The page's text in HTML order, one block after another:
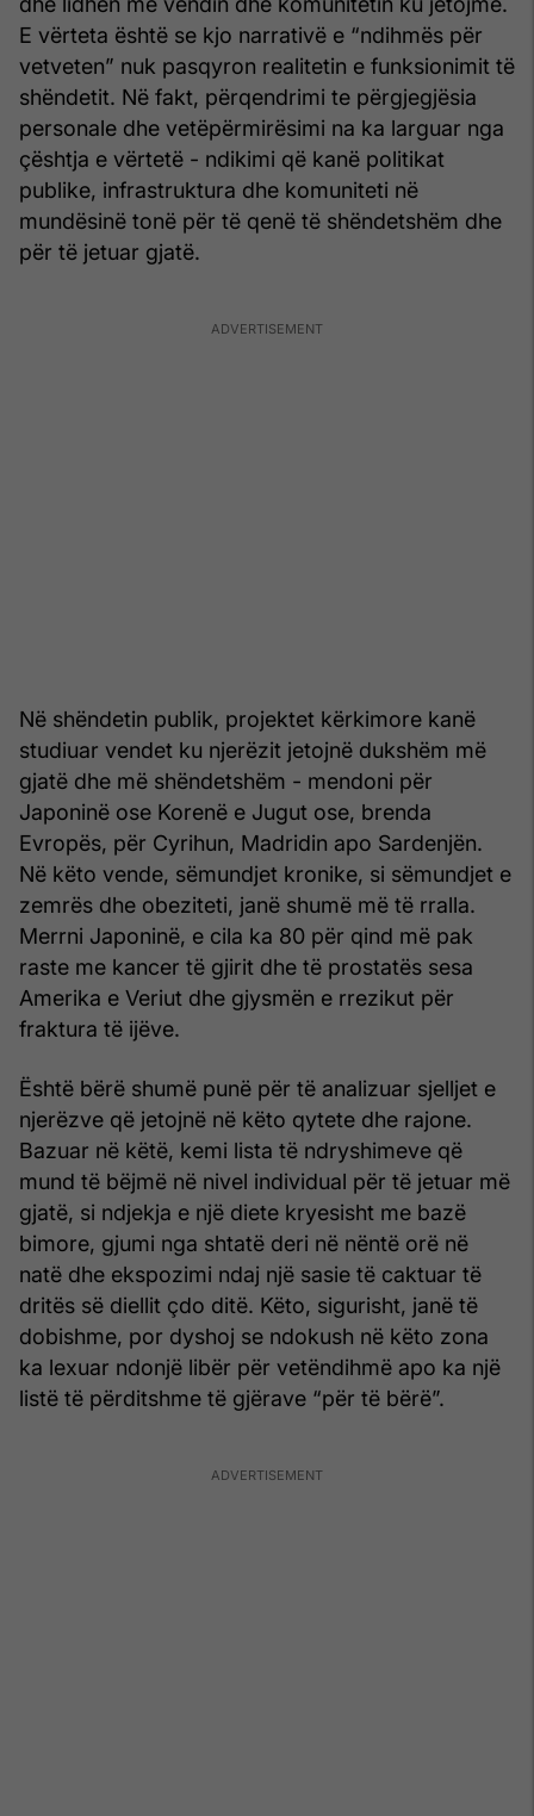
E vërteta është se kjo narrativë e “ndihmës për
vetveten” nuk pasqyron realitetin e funksionimit të
shëndetit. Në fakt, përqendrimi te përgjegjësia
personale dhe vetëpërmirësimi na ka larguar nga
çështja e vërtetë - ndikimi që kanë politikat
publike, infrastruktura dhe komuniteti në
mundësinë tonë për të qenë të shëndetshëm dhe
për të jetuar gjatë.
Në shëndetin publik, projektet kërkimore kanë
studiuar vendet ku njerëzit jetojnë dukshëm më
gjatë dhe më shëndetshëm - mendoni për
Japoninë ose Korenë e Jugut ose, brenda
Evropës, për Cyrihun, Madridin apo Sardenjën.
Në këto vende, sëmundjet kronike, si sëmundjet e
zemrës dhe obeziteti, janë shumë më të rralla.
Merrni Japoninë, e cila ka 80 për qind më pak
raste me kancer të gjirit dhe të prostatës sesa
Amerika e Veriut dhe gjysmën e rrezikut për
fraktura të ijëve.
Është bërë shumë punë për të analizuar sjelljet e
njerëzve që jetojnë në këto qytete dhe rajone.
Bazuar në këtë, kemi lista të ndryshimeve që
mund të bëjmë në nivel individual për të jetuar më
gjatë, si ndjekja e një diete kryesisht me bazë
bimore, gjumi nga shtatë deri në nëntë orë në
natë dhe ekspozimi ndaj një sasie të caktuar të
dritës së diellit çdo ditë. Këto, sigurisht, janë të
dobishme, por dyshoj se ndokush në këto zona
ka lexuar ndonjë libër për vetëndihmë apo ka një
listë të përditshme të gjërave “për të bërë”.